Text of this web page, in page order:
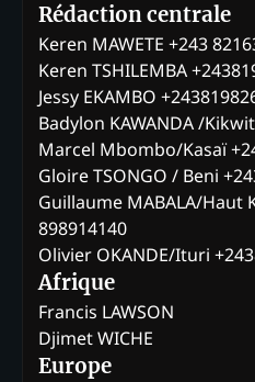
Rédaction centrale
Keren MAWETE +243
Keren TSHILEMBA
Jessy EKAMBO
Badylon KAWANDA /
Marcel Mbombo/Kasaï
Gloire TSONGO / Beni
Guillaume MABALA/Haut
898914140
Olivier OKANDE/Ituri
Afrique
Francis LAWSON
Djimet WICHE
Europe